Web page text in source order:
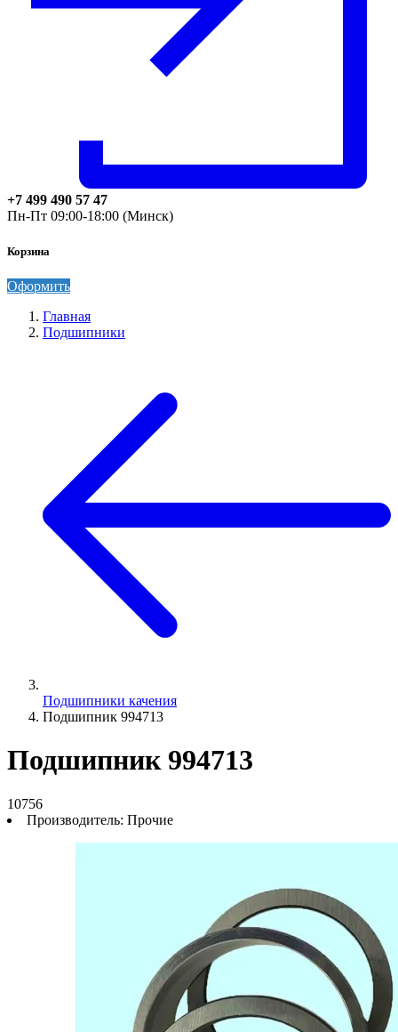
+7 499 490 57 47
Пн-Пт 09:00-18:00 (Минск)
Корзина
Оформить
Главная
Подшипники
Подшипники качения
Подшипник 994713
Подшипник 994713
10756
Производитель: Прочие